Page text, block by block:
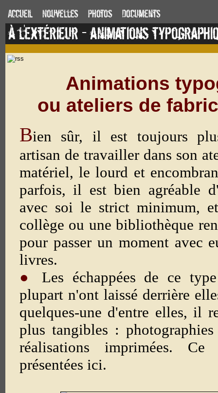
Accueil Nouvelles Photos Documents
à l'extérieur - animations
Animations
ou ateliers de
Bien sûr, il est toujours
artisan de travailler dans son
matériel, le lourd et
parfois, il est bien agréable
avec soi le strict minimum,
collège ou une bibliothèque
pour passer un moment avec
livres.
●
Les échappées de ce
plupart n'ont laissé derrière
quelques-une d'entre elles, il
plus tangibles :
réalisations imprimées.
présentées ici.